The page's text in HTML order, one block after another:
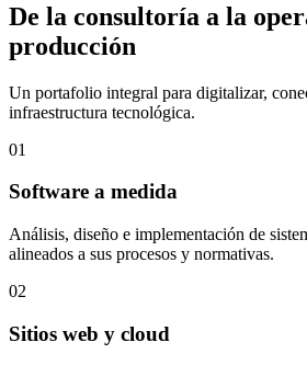
De la consultoría a la
producción
Un portafolio integral para digitalizar,
infraestructura tecnológica.
01
Software a medida
Análisis, diseño e implementación de
alineados a sus procesos y normativas.
02
Sitios web y cloud